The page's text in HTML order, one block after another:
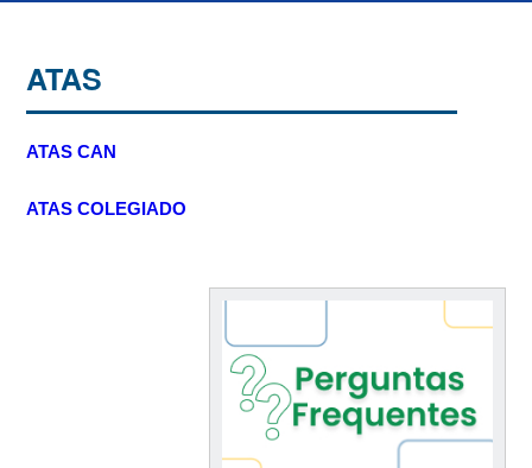
ATAS
ATAS CAN
ATAS COLEGIADO